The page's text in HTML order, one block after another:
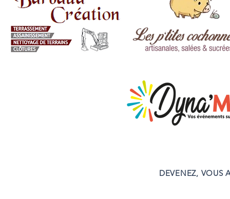
DEVENEZ, VOUS